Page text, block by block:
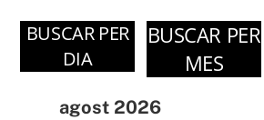
BUSCAR PER
DIA
agost 2026
BUSCAR PER
MES